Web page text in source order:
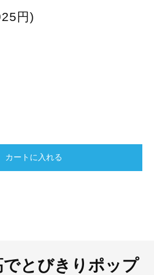
円)
カートに入れる
とびきりポップ